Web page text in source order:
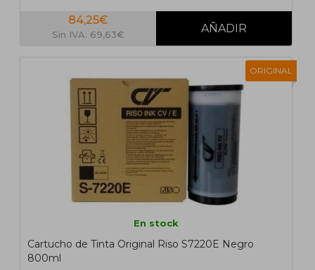
84,25€
Sin IVA: 69,63€
ORIGINAL
En stock
Cartucho de Tinta Original Riso S7220E Negro
800ml